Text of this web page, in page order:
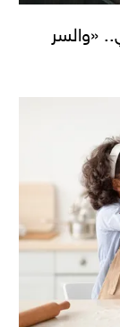
«والسر